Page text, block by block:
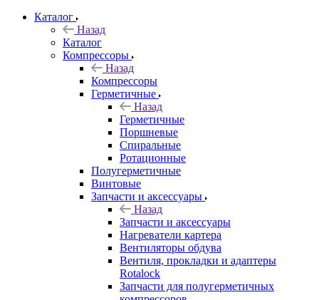
Каталог
Назад
Каталог
Компрессоры
Назад
Компрессоры
Герметичные
Назад
Герметичные
Поршневые
Спиральные
Ротационные
Полугерметичные
Винтовые
Запчасти и аксессуары
Назад
Запчасти и аксессуары
Нагреватели картера
Вентиляторы обдува
Вентиля, прокладки и адаптеры
Rotalock
Запчасти для полугерметичных